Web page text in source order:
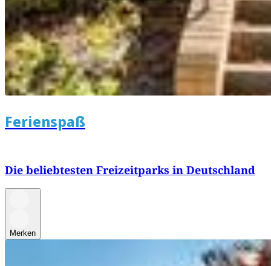
Ferienspaß
Die beliebtesten Freizeitparks in Deutschland
Merken